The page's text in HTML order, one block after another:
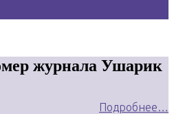
журнала Ушарик
Подробнее…